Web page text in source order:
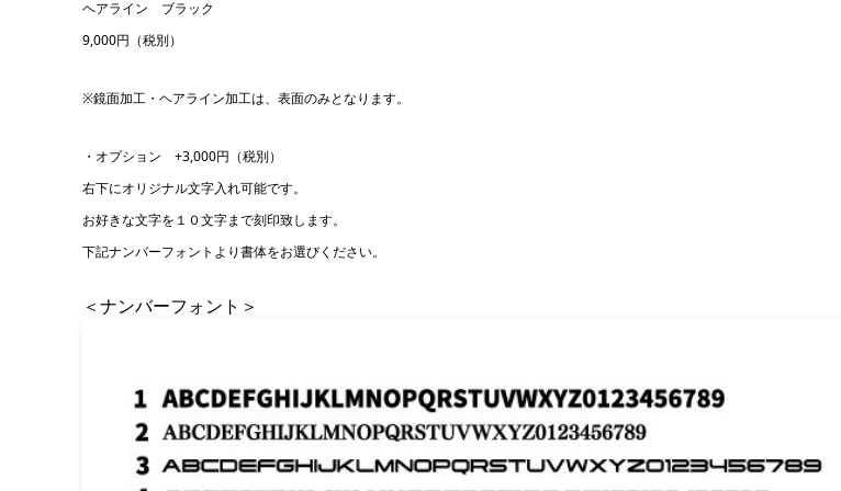
ヘアライン ブラック
9,000円（税別）
※鏡面加工・ヘアライン加工は、表面のみとなります。
・オプション +3,000円（税別）
右下にオリジナル文字入れ可能です。
お好きな文字を１０文字まで刻印致します。
下記ナンバーフォントより書体をお選びください。
＜ナンバーフォント＞